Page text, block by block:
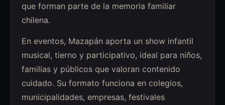
que forman parte de la memoria familiar
chilena.
En eventos, Mazapán aporta un show infantil
musical, tierno y participativo, ideal para niños,
familias y públicos que valoran contenido
cuidado. Su formato funciona en colegios,
municipalidades, empresas, festivales